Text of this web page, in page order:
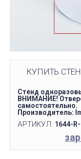
КУПИТЬ
Стенд
ВНИМАНИЕ!
самостоятельно.
Производитель:
АРТИКУЛ: 1644-